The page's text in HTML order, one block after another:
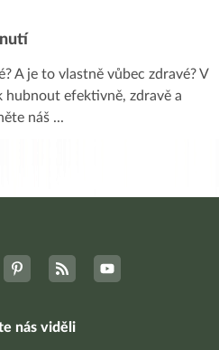
A je to vlastně vůbec zdravé? V
hubnout efektivně, zdravě a
náš ...
nás viděli